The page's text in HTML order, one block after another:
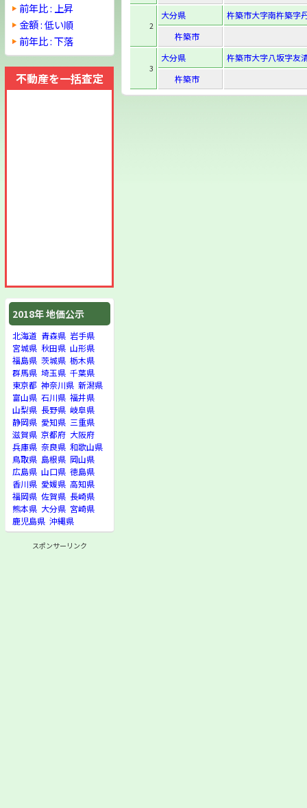
前年比 : 上昇
金額 : 低い順
前年比 : 下落
不動産を一括査定
2018年 地価公示
北海道 青森県 岩手県
宮城県 秋田県 山形県
福島県 茨城県 栃木県
群馬県 埼玉県 千葉県
東京都 神奈川県 新潟県
富山県 石川県 福井県
山梨県 長野県 岐阜県
静岡県 愛知県 三重県
滋賀県 京都府 大阪府
兵庫県 奈良県 和歌山県
鳥取県 島根県 岡山県
広島県 山口県 徳島県
香川県 愛媛県 高知県
福岡県 佐賀県 長崎県
熊本県 大分県 宮崎県
鹿児島県 沖縄県
スポンサーリンク
2
大分県
杵築市大字南杵築字
杵築市
3
大分県
杵築市大字八坂字友
杵築市